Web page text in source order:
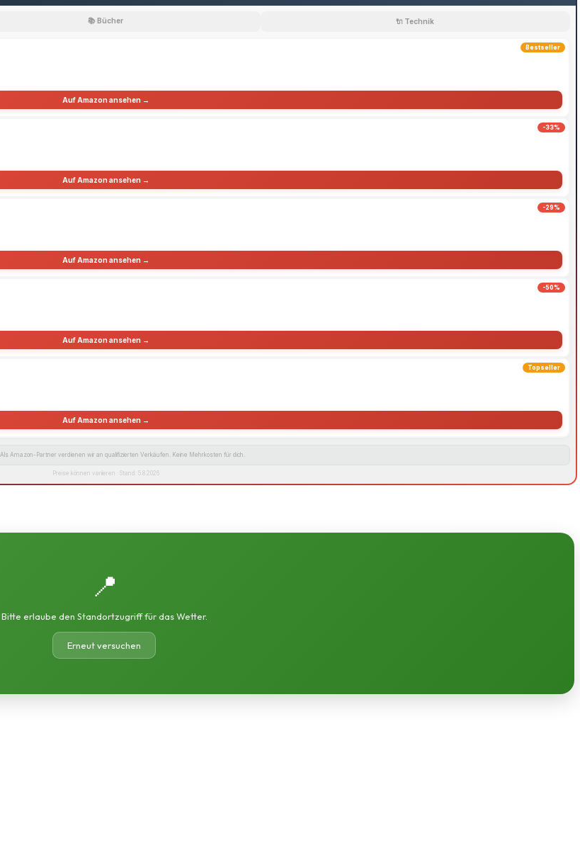
📚 Bücher 🔌 Technik
Bestseller
Auf Amazon ansehen →
-33%
Auf Amazon ansehen →
-29%
Auf Amazon ansehen →
-50%
Auf Amazon ansehen →
Topseller
Auf Amazon ansehen →
Als Amazon-Partner verdienen wir an qualifizierten Verkäufen. Keine Mehrkosten für dich.
Preise können variieren · Stand: 5.8.2026
📍
Bitte erlaube den Standortzugriff für das Wetter.
Erneut versuchen